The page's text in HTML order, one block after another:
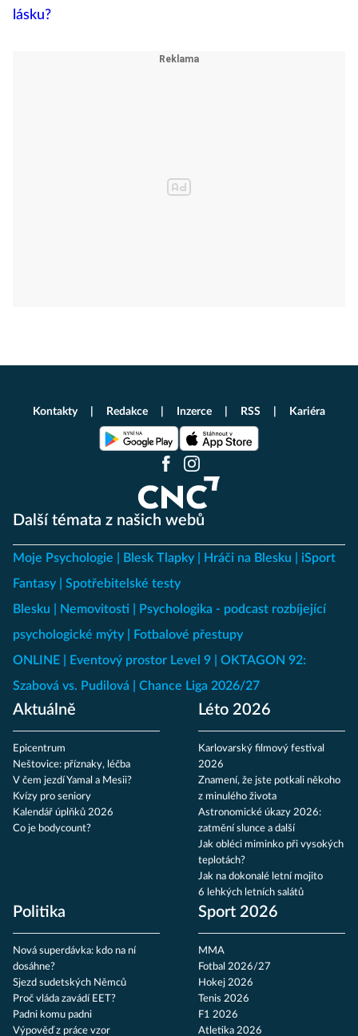
Další témata z našich webů
Moje Psychologie Blesk Tlapky Hráči na Blesku
iSport
Fantasy
Spotřebitelské testy
Blesku
Nemovitosti
Psychologika - podcast rozbíjející
psychologické mýty
Fotbalové přestupy
ONLINE
Eventový prostor Level 9
OKTAGON 92:
Szabová vs. Pudilová
Chance Liga 2026/27
Aktuálně
Epicentrum
Neštovice: příznaky, léčba
V čem jezdí Yamal a Mesii?
Kvízy pro seniory
Kalendář úplňků 2026
Co je bodycount?
Léto 2026
Karlovarský filmový festival
2026
Znamení, že jste potkali někoho
z minulého života
Astronomické úkazy 2026:
zatmění slunce a další
Jak obléci miminko při vysokých
teplotách?
Jak na dokonalé letní mojito
6 lehkých letních salátů
Politika
Nová superdávka: kdo na ní
dosáhne?
Sjezd sudetských Němců
Proč vláda zavádí EET?
Padni komu padni
Výpověď z práce vzor
Sport 2026
MMA
Fotbal 2026/27
Hokej 2026
Tenis 2026
F1 2026
Atletika 2026
Kontakty Redakce Inzerce RSS Kariéra